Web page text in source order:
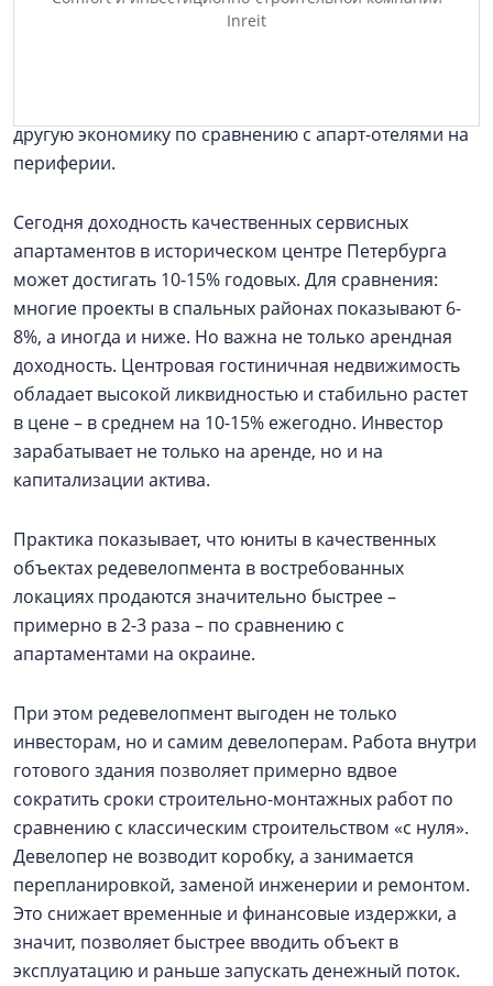
Inreit
постоянного туристического спроса. При адекватном
другую экономику по сравнению с апарт-отелями на
периферии.
Сегодня доходность качественных сервисных
апартаментов в историческом центре Петербурга
может достигать 10-15% годовых. Для сравнения:
многие проекты в спальных районах показывают 6-
8%, а иногда и ниже. Но важна не только арендная
доходность. Центровая гостиничная недвижимость
обладает высокой ликвидностью и стабильно растет
в цене – в среднем на 10-15% ежегодно. Инвестор
зарабатывает не только на аренде, но и на
капитализации актива.
Практика показывает, что юниты в качественных
объектах редевелопмента в востребованных
локациях продаются значительно быстрее –
примерно в 2-3 раза – по сравнению с
апартаментами на окраине.
При этом редевелопмент выгоден не только
инвесторам, но и самим девелоперам. Работа внутри
готового здания позволяет примерно вдвое
сократить сроки строительно-монтажных работ по
сравнению с классическим строительством «с нуля».
Девелопер не возводит коробку, а занимается
перепланировкой, заменой инженерии и ремонтом.
Это снижает временные и финансовые издержки, а
значит, позволяет быстрее вводить объект в
эксплуатацию и раньше запускать денежный поток.